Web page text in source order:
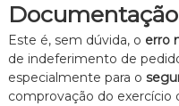
Este é, sem dúvida, o erro
de indeferimento de
especialmente para o
comprovação do exercício